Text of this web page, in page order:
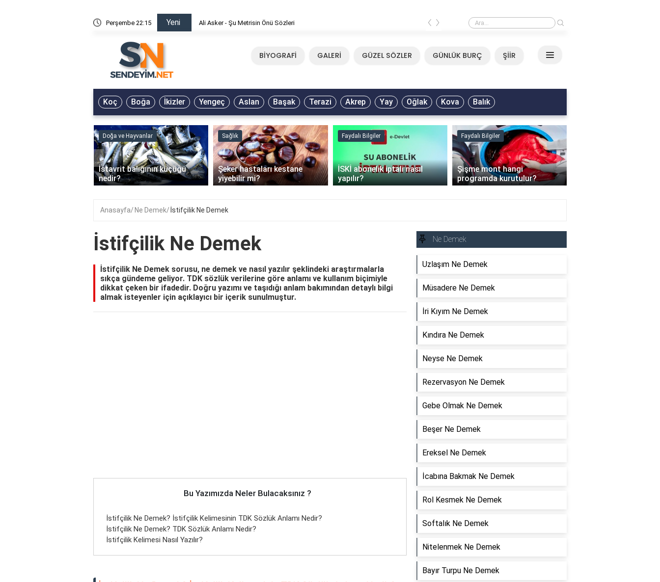
Perşembe 22:15 Yeni Ali Asker - Şu Metrisin Önü Sözleri Mirkelam - Tavla Sözleri
‹ ›
BİYOGRAFİ GALERİ GÜZEL SÖZLER GÜNLÜK BURÇ ŞİİR
Koç Boğa İkizler Yengeç Aslan Başak Terazi Akrep Yay Oğlak Kova Balık
Doğa ve Hayvanlar
İstavrit balığının küçüğü
nedir?
Sağlık
Şeker hastaları kestane
yiyebilir mi?
Faydalı Bilgiler
İSKİ abonelik iptali nasıl
yapılır?
Faydalı Bilgiler
Şişme mont hangi
programda kurutulur?
‹ ›
Anasayfa Ne Demek İstifçilik Ne Demek
İstifçilik Ne Demek
İstifçilik Ne Demek sorusu, ne demek ve nasıl yazılır şeklindeki araştırmalarla
sıkça gündeme geliyor. TDK sözlük verilerine göre anlamı ve kullanım biçimiyle
dikkat çeken bir ifadedir. Doğru yazımı ve taşıdığı anlam bakımından detaylı bilgi
almak isteyenler için açıklayıcı bir içerik sunulmuştur.
Bu Yazımızda Neler Bulacaksınız ?
İstifçilik Ne Demek? İstifçilik Kelimesinin TDK Sözlük Anlamı Nedir?
İstifçilik Ne Demek? TDK Sözlük Anlamı Nedir?
İstifçilik Kelimesi Nasıl Yazılır?
Ne Demek
Uzlaşım Ne Demek
Müsadere Ne Demek
İri Kıyım Ne Demek
Kındıra Ne Demek
Neyse Ne Demek
Rezervasyon Ne Demek
Gebe Olmak Ne Demek
Beşer Ne Demek
Ereksel Ne Demek
İcabına Bakmak Ne Demek
Rol Kesmek Ne Demek
Softalık Ne Demek
Nitelenmek Ne Demek
Bayır Turpu Ne Demek